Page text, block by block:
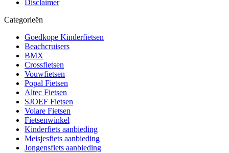
Disclaimer
Categorieën
Goedkope Kinderfietsen
Beachcruisers
BMX
Crossfietsen
Vouwfietsen
Popal Fietsen
Altec Fietsen
SJOEF Fietsen
Volare Fietsen
Fietsenwinkel
Kinderfiets aanbieding
Meisjesfiets aanbieding
Jongensfiets aanbieding